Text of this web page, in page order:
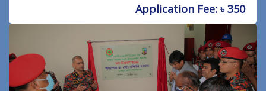
Application Fee: ৳ 350